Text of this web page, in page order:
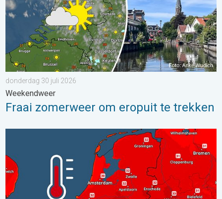
donderdag 30 juli 2026
Weekendweer
Fraai zomerweer om eropuit te trekken
Woensdag bijna overal tropisch warm. Tot maximaal 35